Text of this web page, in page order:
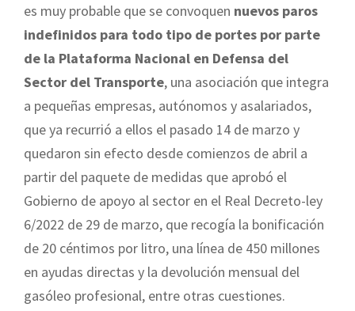
es muy probable que se convoquen nuevos paros
indefinidos para todo tipo de portes por parte
de la Plataforma Nacional en Defensa del
Sector del Transporte, una asociación que integra
a pequeñas empresas, autónomos y asalariados,
que ya recurrió a ellos el pasado 14 de marzo y
quedaron sin efecto desde comienzos de abril a
partir del paquete de medidas que aprobó el
Gobierno de apoyo al sector en el Real Decreto-ley
6/2022 de 29 de marzo, que recogía la bonificación
de 20 céntimos por litro, una línea de 450 millones
en ayudas directas y la devolución mensual del
gasóleo profesional, entre otras cuestiones.